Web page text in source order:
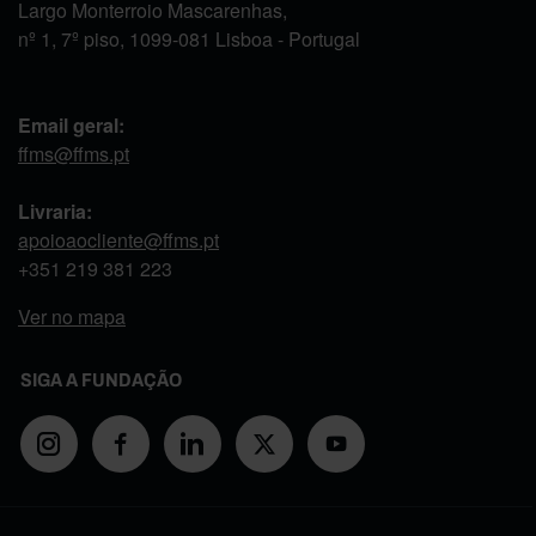
Largo Monterroio Mascarenhas,
nº 1, 7º piso, 1099-081 Lisboa - Portugal
Email geral:
ffms@ffms.pt
Livraria:
apoioaocliente@ffms.pt
+351 219 381 223
Ver no mapa
SIGA A FUNDAÇÃO